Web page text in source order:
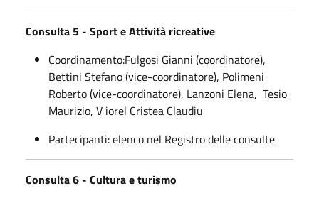
Consulta 5 - Sport e Attività ricreative
Coordinamento:Fulgosi Gianni (coordinatore),
Bettini Stefano (vice-coordinatore), Polimeni
Roberto (vice-coordinatore), Lanzoni Elena, Tesio
Maurizio, V iorel Cristea Claudiu
Partecipanti: elenco nel Registro delle consulte
Consulta 6 - Cultura e turismo